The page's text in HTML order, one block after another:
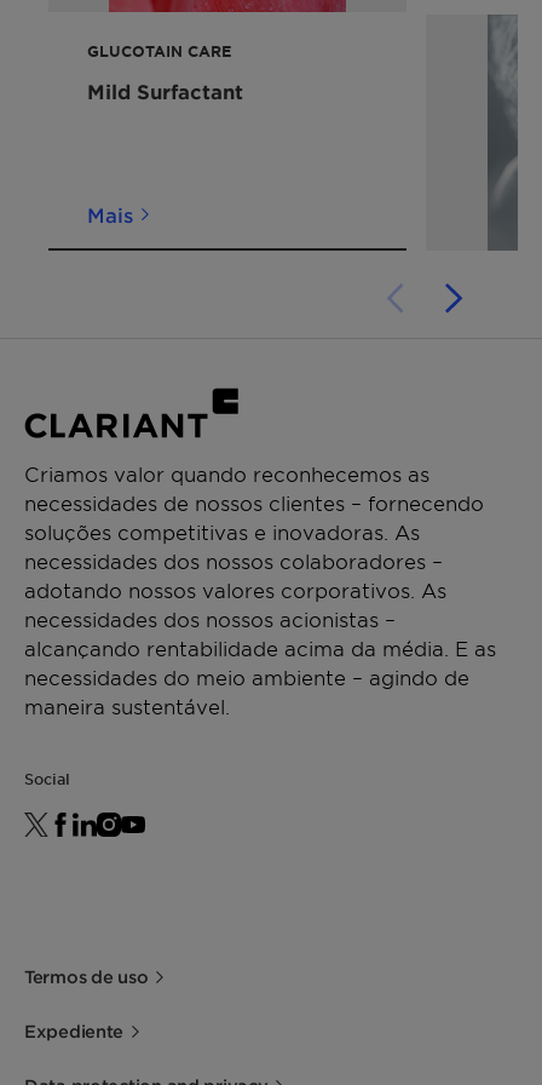
GLUCOTAIN CARE
Mild Surfactant
Mais
Criamos valor quando reconhecemos as
necessidades de nossos clientes – fornecendo
soluções competitivas e inovadoras. As
necessidades dos nossos colaboradores –
adotando nossos valores corporativos. As
necessidades dos nossos acionistas –
alcançando rentabilidade acima da média. E as
necessidades do meio ambiente – agindo de
maneira sustentável.
Social
Termos de uso
Expediente